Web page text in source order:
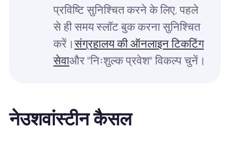
प्रविष्टि सुनिश्चित करने के लिए, पहले
से ही समय स्लॉट बुक करना सुनिश्चित
करें।संग्रहालय की ऑनलाइन टिकटिंग
सेवाऔर "निःशुल्क प्रवेश" विकल्प चुनें।
नेउशवांस्टीन कैसल